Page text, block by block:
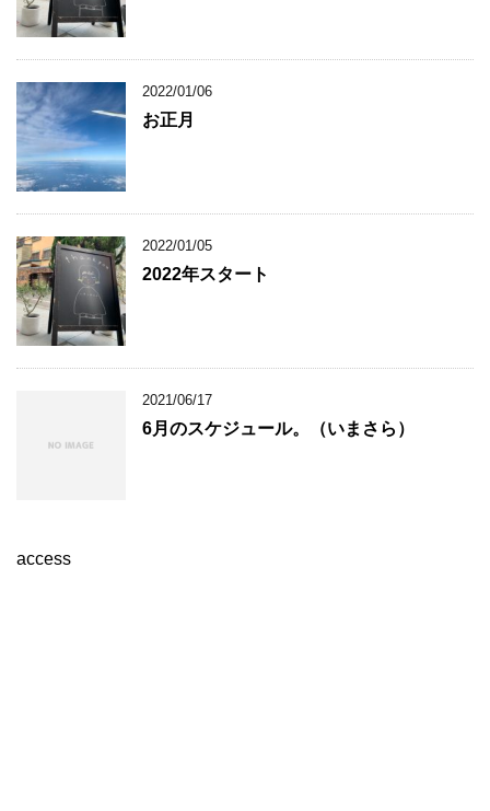
2022/01/06
お正月
2022/01/05
2022年スタート
2021/06/17
6月のスケジュール。（いまさら）
access